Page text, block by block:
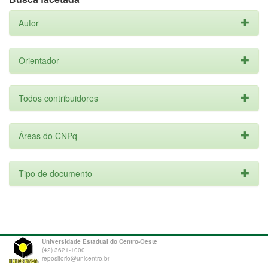
Autor
Orientador
Todos contribuidores
Áreas do CNPq
Tipo de documento
Universidade Estadual do Centro-Oeste
(42) 3621-1000
repositorio@unicentro.br